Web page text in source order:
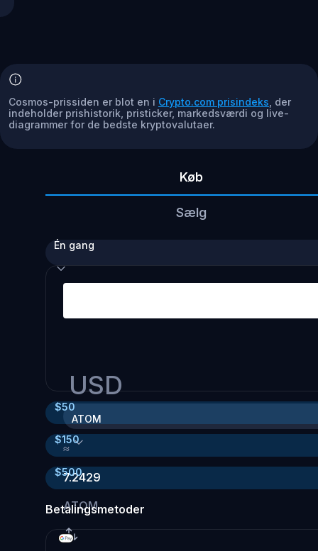
Cosmos-prissiden er blot en i Crypto.com prisindeks , der
indeholder prishistorik, pristicker, markedsværdi og live-
diagrammer for de bedste kryptovalutaer.
Køb
Sælg
Én gang
USD
ATOM
≈
7.2429
ATOM
$50
$150
$500
Betalingsmetoder